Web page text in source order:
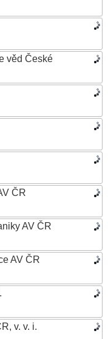
věd České
ČR
AV ČR
AV ČR
v. v. i.